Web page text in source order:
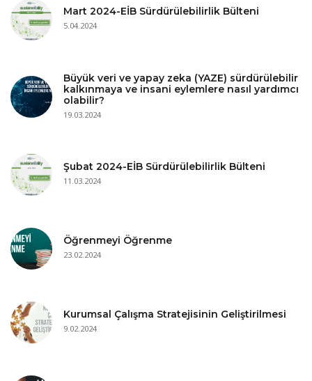
Mart 2024-EİB Sürdürülebilirlik Bülteni
5.04.2024
Büyük veri ve yapay zeka (YAZE) sürdürülebilir
kalkınmaya ve insani eylemlere nasıl yardımcı
olabilir?
19.03.2024
Şubat 2024-EİB Sürdürülebilirlik Bülteni
11.03.2024
Öğrenmeyi Öğrenme
23.02.2024
Kurumsal Çalışma Stratejisinin Geliştirilmesi
9.02.2024